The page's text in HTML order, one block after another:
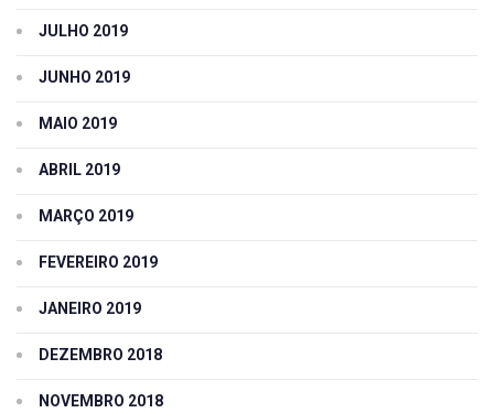
JULHO 2019
JUNHO 2019
MAIO 2019
ABRIL 2019
MARÇO 2019
FEVEREIRO 2019
JANEIRO 2019
DEZEMBRO 2018
NOVEMBRO 2018